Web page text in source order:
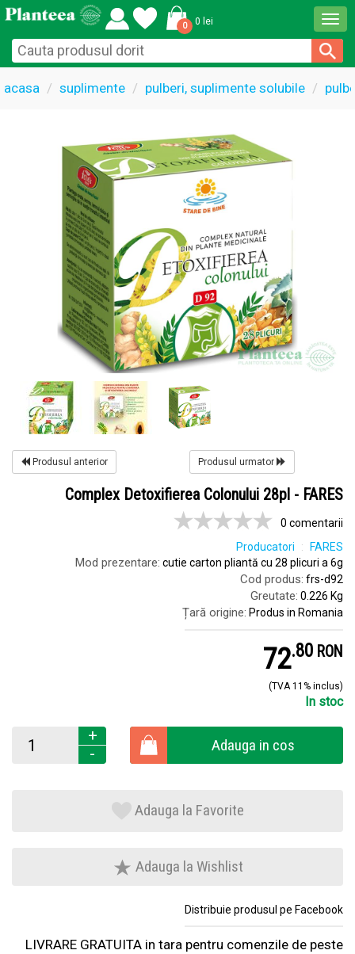
0 0 lei
acasa suplimente pulberi, suplimente solubile
Produsul anterior Produsul urmator
Complex Detoxifierea Colonului 28pl - FARES
0 comentarii
Producatori
FARES
Mod prezentare: cutie carton pliantă cu 28 plicuri a 6g
Cod produs: frs-d92
Greutate: 0.226 Kg
Țară origine: Produs in Romania
72.8 RON
(TVA 11% inclus)
In stoc
+
-
Adauga in cos
Adauga la Favorite
Adauga la Wishlist
Distribuie produsul pe Facebook
LIVRARE GRATUITA in tara pentru comenzile de peste